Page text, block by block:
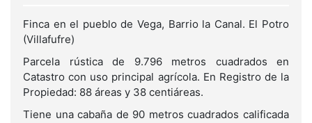
Finca en el pueblo de Vega, Barrio la Canal. El Potro
(Villafufre)
Parcela rústica de 9.796 metros cuadrados en
Catastro con uso principal agrícola. En Registro de la
Propiedad: 88 áreas y 38 centiáreas.
Tiene una cabaña de 90 metros cuadrados calificada